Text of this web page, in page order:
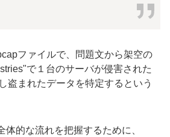
ファイルで、問題文から架空の
で１台のサーバが侵害された
盗まれたデータを特定するという
体的な流れを把握するために、